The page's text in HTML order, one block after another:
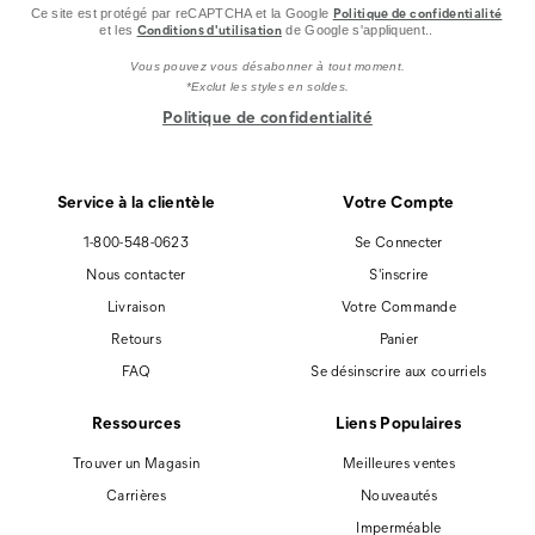
Service à la clientèle
1-800-548-0623
Nous contacter
Livraison
Retours
FAQ
Votre Compte
Se Connecter
S'inscrire
Votre Commande
Panier
Se désinscrire aux courriels
Ressources
Trouver un Magasin
Carrières
Liens Populaires
Meilleures ventes
Nouveautés
Imperméable
Ce site est protégé par reCAPTCHA et la Google Politique de confidentialité
et les Conditions d'utilisation de Google s'appliquent..
Vous pouvez vous désabonner à tout moment.
*Exclut les styles en soldes.
Politique de confidentialité